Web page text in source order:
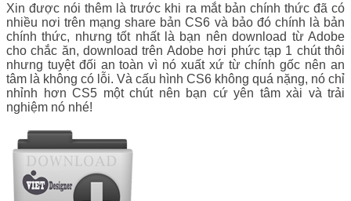
Xin được nói thêm là trước khi ra mắt bản chính thức đã có
nhiều nơi trên mạng share bản CS6 và bảo đó chính là bản
chính thức, nhưng tốt nhất là bạn nên download từ Adobe
cho chắc ăn, download trên Adobe hơi phức tạp 1 chút thôi
nhưng tuyệt đối an toàn vì nó xuất xứ từ chính gốc nên an
tâm là không có lỗi. Và cấu hình CS6 không quá nặng, nó chỉ
nhỉnh hơn CS5 một chút nên bạn cứ yên tâm xài và trải
nghiệm nó nhé!